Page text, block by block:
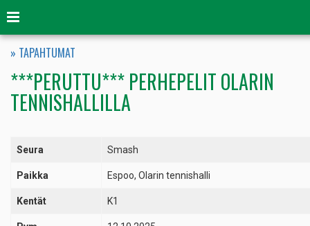
Valikko
» TAPAHTUMAT
***PERUTTU*** PERHEPELIT OLARIN
TENNISHALLILLA
Seura Smash
Paikka Espoo, Olarin tennishalli
Kentät K1